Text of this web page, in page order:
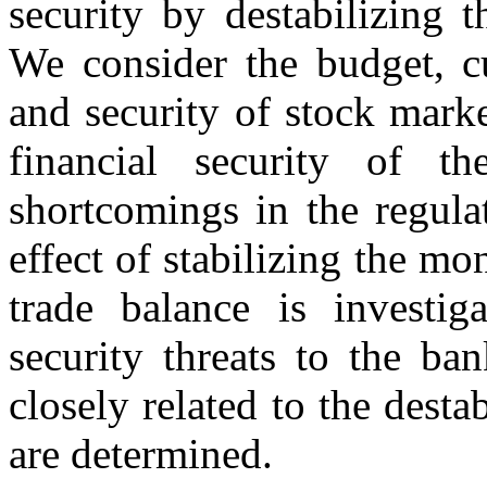
security by destabilizing
We consider the budget,
and security of stock
financial security of
shortcomings in the
effect of stabilizing the
trade balance is
security threats to the
closely related to the
are determined.